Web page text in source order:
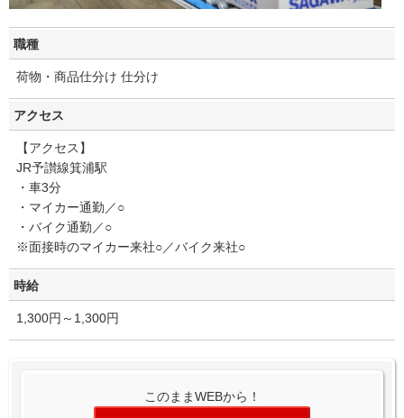
職種
荷物・商品仕分け 仕分け
アクセス
【アクセス】
JR予讃線箕浦駅
・車3分
・マイカー通勤／○
・バイク通勤／○
※面接時のマイカー来社○／バイク来社○
時給
1,300円～1,300円
このままWEBから！